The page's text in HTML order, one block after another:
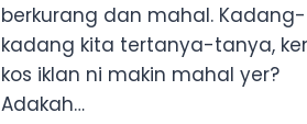
berkurang dan mahal. Kadang-
kadang kita tertanya-tanya,
kos iklan ni makin mahal yer?
Adakah…